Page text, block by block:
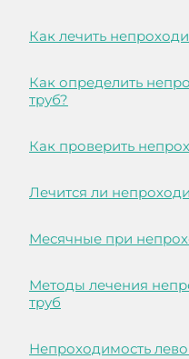
Как лечить
Как определить
труб?
Как проверить
Лечится ли
Месячные при
Методы лечения
труб
Непроходимость